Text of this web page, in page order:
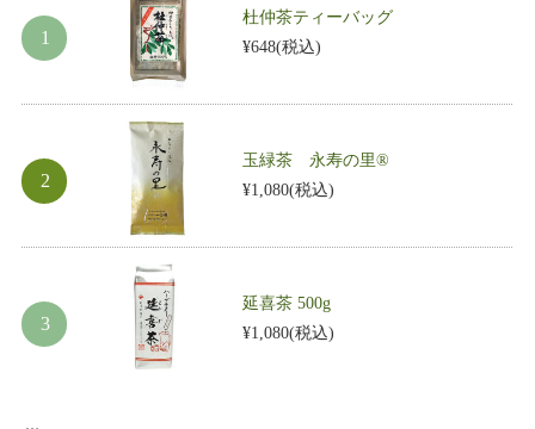
杜仲茶ティーバッグ
¥648(税込)
玉緑茶 永寿の里®
¥1,080(税込)
延喜茶 500g
¥1,080(税込)